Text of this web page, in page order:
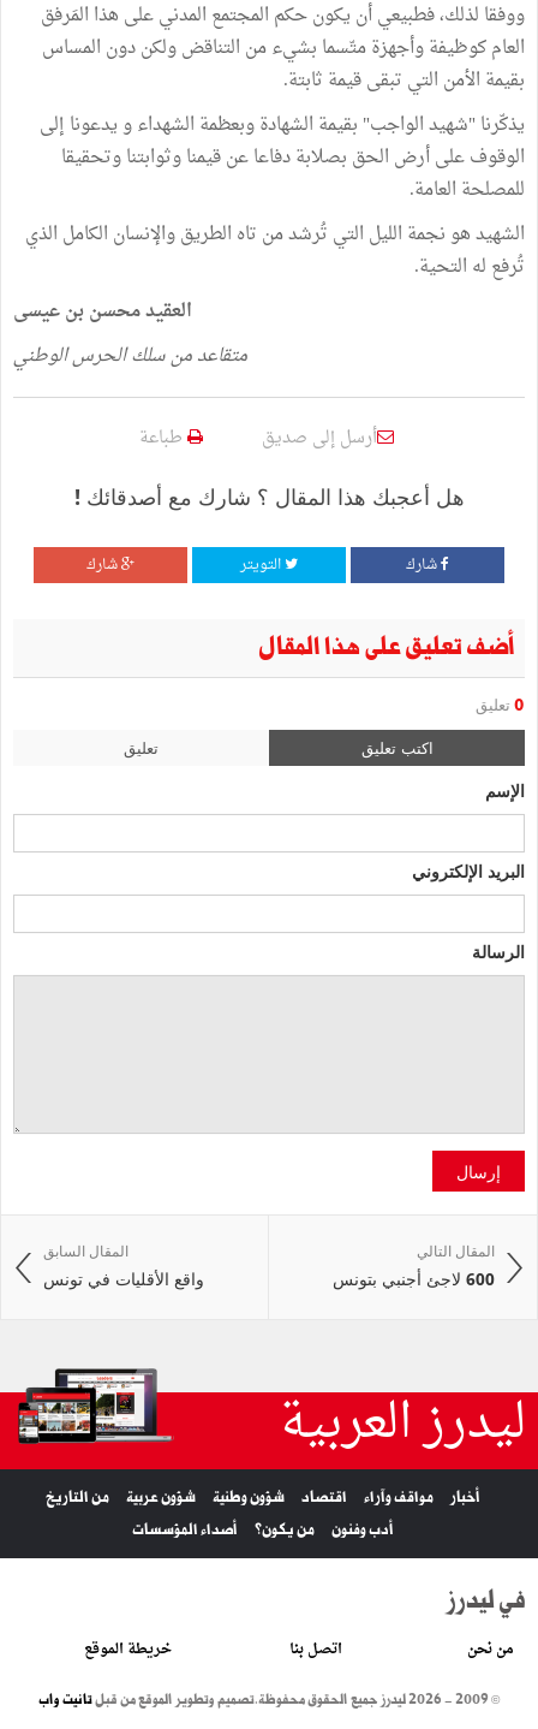
ووفقا لذلك، فطبيعي أن يكون حكم المجتمع المدني على هذا المَرفق
العام كوظيفة وأجهزة متّسما بشيء من التناقض ولكن دون المساس
بقيمة الأمن التي تبقى قيمة ثابتة.
يذكّرنا "شهيد الواجب" بقيمة الشهادة وبعظمة الشهداء و يدعونا إلى
الوقوف على أرض الحق بصلابة دفاعا عن قيمنا وثوابتنا وتحقيقا
للمصلحة العامة.
الشهيد هو نجمة الليل التي تُرشد من تاه الطريق والإنسان الكامل الذي
تُرفع له التحية.
العقيد محسن بن عيسى
متقاعد من سلك الحرس الوطني
أرسل إلى صديق طباعة
هل أعجبك هذا المقال ؟ شارك مع أصدقائك !
شارك التويتر شارك
أضف تعليق على هذا المقال
0 تعليق
اكتب تعليق تعليق
الإسم
البريد الإلكتروني
الرسالة
إرسال
المقال السابق
واقع الأقليات في تونس
المقال التالي
600 لاجئ أجنبي بتونس
ليدرز العربية
أخبار مواقف وآراء اقتصاد شؤون وطنية شؤون عربية
من التاريخ
أدب وفنون
من يكون؟ أصداء المؤسسات
في ليدرز
من نحن اتصل بنا خريطة الموقع
© 2009 - 2026 ليدرز جميع الحقوق محفوظة. تصميم وتطوير الموقع من قبلتانيت واب